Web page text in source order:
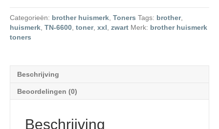
Categorieën: brother huismerk, Toners Tags: brother,
huismerk, TN-6600, toner, xxl, zwart Merk: brother huismerk
toners
Beschrijving
Beoordelingen (0)
Beschrijving